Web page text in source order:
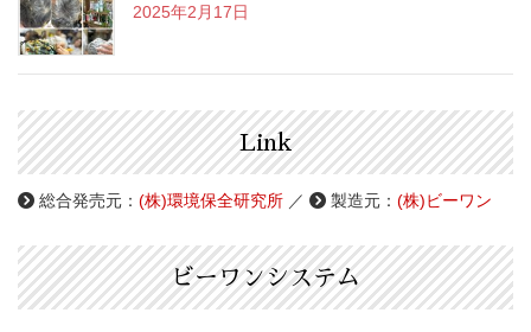
2025年2月17日
Link
総合発売元： (株)環境保全研究所 ／ 製造元： (株)ビーワン
ビーワンシステム